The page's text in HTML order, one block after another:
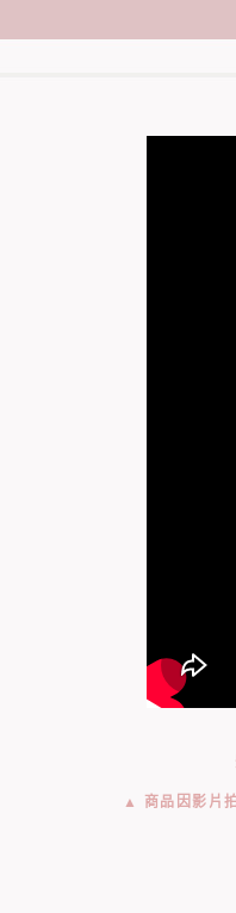
▲ 商品因影片